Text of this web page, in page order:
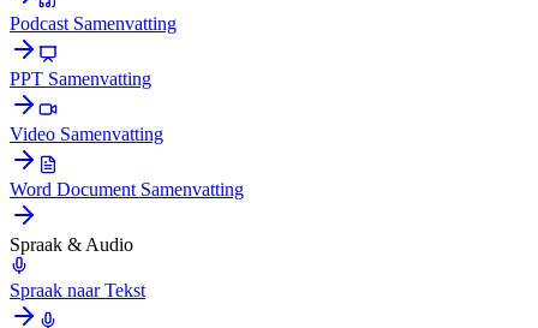
Podcast Samenvatting
PPT Samenvatting
Video Samenvatting
Word Document Samenvatting
Spraak & Audio
Spraak naar Tekst